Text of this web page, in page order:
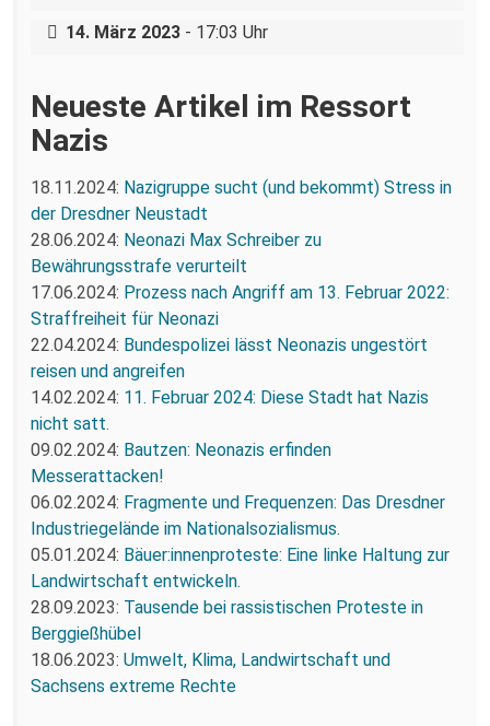
14. März 2023 - 17:03 Uhr
Neueste Artikel im Ressort
Nazis
18.11.2024: Nazigruppe sucht (und bekommt) Stress in
der Dresdner Neustadt
28.06.2024: Neonazi Max Schreiber zu
Bewährungsstrafe verurteilt
17.06.2024: Prozess nach Angriff am 13. Februar 2022:
Straffreiheit für Neonazi
22.04.2024: Bundespolizei lässt Neonazis ungestört
reisen und angreifen
14.02.2024: 11. Februar 2024: Diese Stadt hat Nazis
nicht satt.
09.02.2024: Bautzen: Neonazis erfinden
Messerattacken!
06.02.2024: Fragmente und Frequenzen: Das Dresdner
Industriegelände im Nationalsozialismus.
05.01.2024: Bäuer:innenproteste: Eine linke Haltung zur
Landwirtschaft entwickeln.
28.09.2023: Tausende bei rassistischen Proteste in
Berggießhübel
18.06.2023: Umwelt, Klima, Landwirtschaft und
Sachsens extreme Rechte